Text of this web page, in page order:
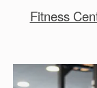
In Therapie
90 Euro
Fitness